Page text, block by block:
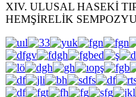
XIV. ULUSAL HASEKİ
HEMŞİRELİK